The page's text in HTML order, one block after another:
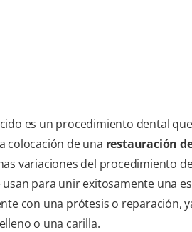
es un procedimiento dental
colocación de una restauración
variaciones del procedimiento
usan para unir exitosamente una
con una prótesis o reparación,
o una carilla.